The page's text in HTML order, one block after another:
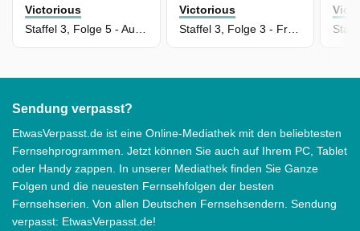
Victorious
Victorious
Staffel 3, Folge 3 - Fragestunde mit Pärchen
Sendung verpasst?
EtwasVerpasst.de ist eine Online-Mediathek mit den beliebtesten
Fernsehprogrammen. Jetzt können Sie auch auf Ihrem PC, Tablet
oder Handy zappen. In unserer Mediathek finden Sie Ganze
Folgen und die neuesten Fernsehfolgen der besten
Fernsehserien. Von allen Deutschen Fernsehsendern. Sendung
verpasst: EtwasVerpasst.de!